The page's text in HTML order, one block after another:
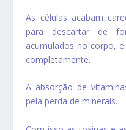
As células acabam
para descartar de
acumulados no corpo,
completamente.
A absorção de
pela perda de minerais.